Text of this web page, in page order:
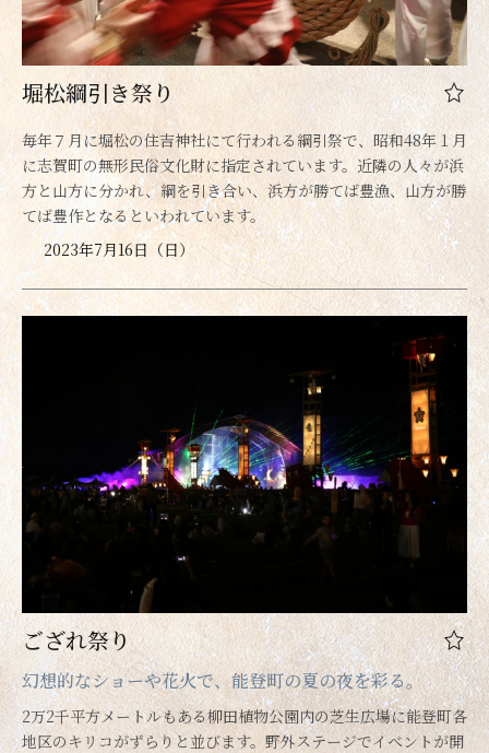
堀松綱引き祭り
毎年７月に堀松の住吉神社にて行われる綱引祭で、昭和48年１月
に志賀町の無形民俗文化財に指定されています。近隣の人々が浜
方と山方に分かれ、綱を引き合い、浜方が勝てば豊漁、山方が勝
てば豊作となるといわれています。
2023年7月16日（日）
ござれ祭り
幻想的なショーや花火で、能登町の夏の夜を彩る。
2万2千平方メートルもある柳田植物公園内の芝生広場に能登町各
地区のキリコがずらりと並びます。野外ステージでイベントが開